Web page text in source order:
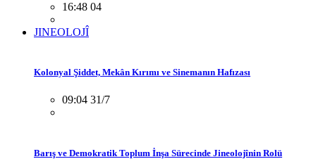
16:48 04
JINEOLOJÎ
Kolonyal Şiddet, Mekân Kırımı ve Sinemanın Hafızası
09:04 31/7
Barış ve Demokratik Toplum İnşa Sürecinde Jineolojînin Rolü